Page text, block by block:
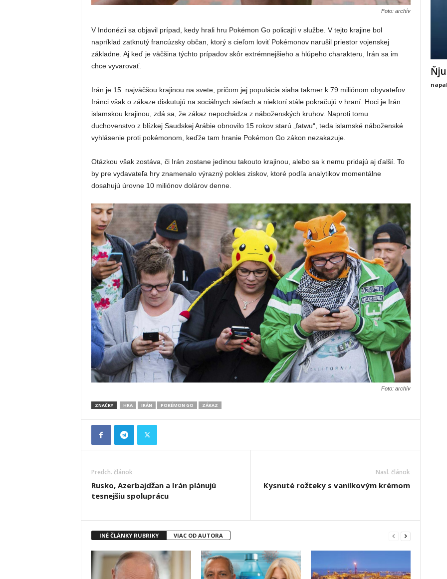
Foto: archív
V Indonézii sa objavil prípad, kedy hrali hru Pokémon Go policajti v službe. V tejto krajine bol
napríklad zatknutý francúzsky občan, ktorý s cieľom loviť Pokémonov narušil priestor vojenskej
základne. Aj keď je väčšina týchto prípadov skôr extrémnejšieho a hlúpeho charakteru, Irán sa im
chce vyvarovať.
Irán je 15. najväčšou krajinou na svete, pričom jej populácia siaha takmer k 79 miliónom obyvateľov.
Iránci však o zákaze diskutujú na sociálnych sieťach a niektorí stále pokračujú v hraní. Hoci je Irán
islamskou krajinou, zdá sa, že zákaz nepochádza z náboženských kruhov. Naproti tomu
duchovenstvo z blízkej Saudskej Arábie obnovilo 15 rokov starú „fatwu“, teda islamské náboženské
vyhlásenie proti pokémonom, keďže tam hranie Pokémon Go zákon nezakazuje.
Otázkou však zostáva, či Irán zostane jedinou takouto krajinou, alebo sa k nemu pridajú aj ďalší. To
by pre vydavateľa hry znamenalo výrazný pokles ziskov, ktoré podľa analytikov momentálne
dosahujú úrovne 10 miliónov dolárov denne.
Foto: archív
ZNAČKY HRA IRÁN POKÉMON GO ZÁKAZ
Predch. článok
Rusko, Azerbajdžan a Irán plánujú
tesnejšiu spoluprácu
Nasl. článok
Kysnuté rožteky s vanilkovým krémom
INÉ ČLÁNKY RUBRIKY VIAC OD AUTORA